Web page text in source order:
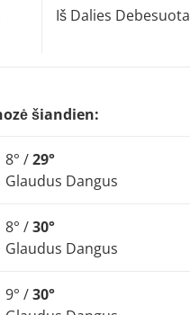
Iš Dalies Debesuota
šiandien:
8° /29°
Glaudus Dangus
8° /30°
Glaudus Dangus
9° /30°